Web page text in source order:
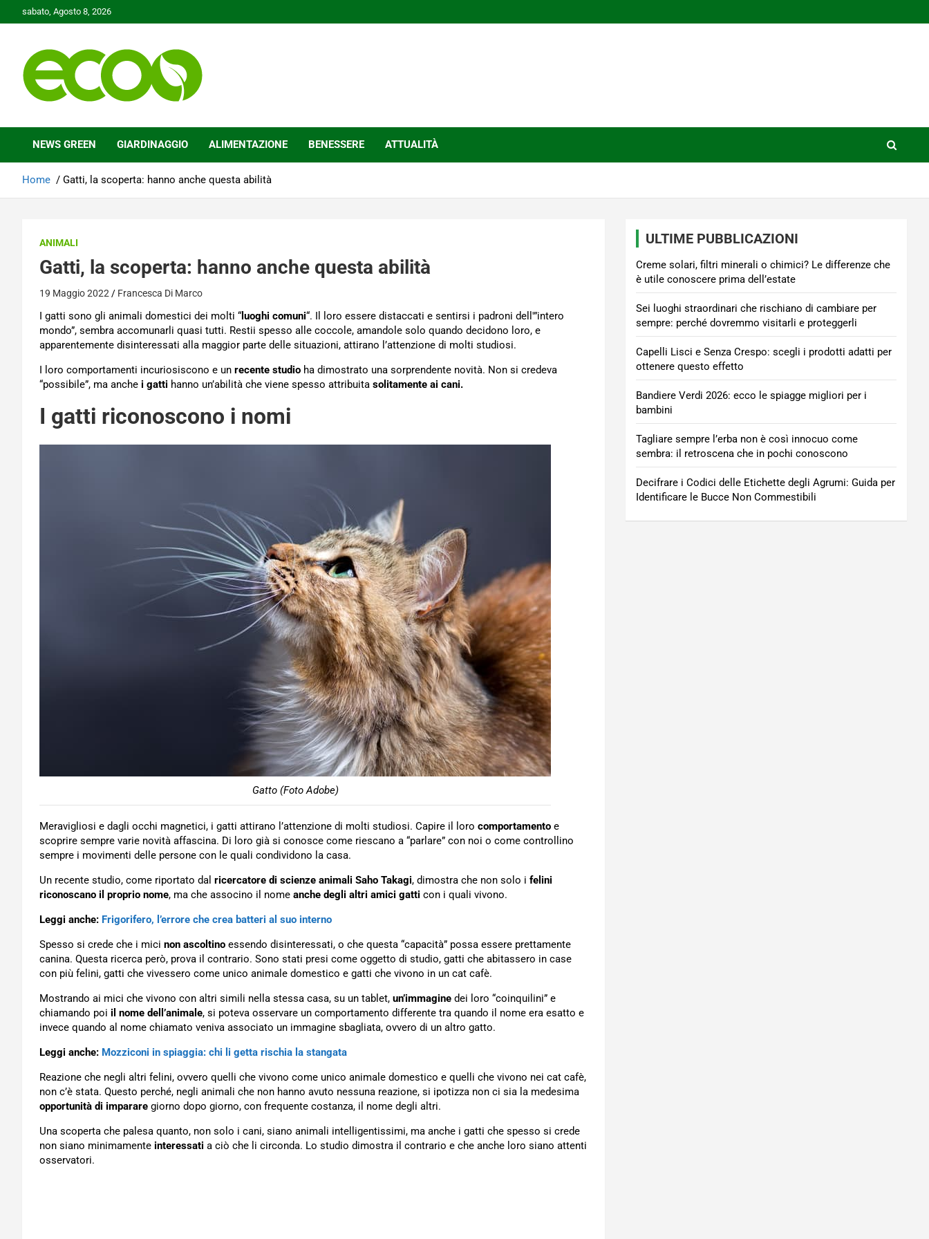
to
sabato, Agosto 8, 2026
Ecoo.it
NEWS GREEN GIARDINAGGIO ALIMENTAZIONE BENESSERE ATTUALITÀ
Home Gatti, la scoperta: hanno anche questa abilità
ANIMALI
Gatti, la scoperta: hanno anche questa abilità
19 Maggio 2022 Francesca Di Marco
I gatti sono gli animali domestici dei molti “ luoghi comuni“. Il loro essere distaccati e sentirsi i padroni dell'”intero
mondo”, sembra accomunarli quasi tutti. Restii spesso alle coccole, amandole solo quando decidono loro, e
apparentemente disinteressati alla maggior parte delle situazioni, attirano l’attenzione di molti studiosi.
I loro comportamenti incuriosiscono e un recente studio ha dimostrato una sorprendente novità. Non si credeva
“possibile”, ma anche i gatti hanno un’abilità che viene spesso attribuita solitamente ai cani.
I gatti riconoscono i nomi
Gatto (Foto Adobe)
Meravigliosi e dagli occhi magnetici, i gatti attirano l’attenzione di molti studiosi. Capire il loro comportamento e
scoprire sempre varie novità affascina. Di loro già si conosce come riescano a “parlare” con noi o come controllino
sempre i movimenti delle persone con le quali condividono la casa.
Un recente studio, come riportato dal ricercatore di scienze animali Saho Takagi, dimostra che non solo i felini
riconoscano il proprio nome, ma che associno il nome anche degli altri amici gatti con i quali vivono.
Leggi anche: Frigorifero, l’errore che crea batteri al suo interno
Spesso si crede che i mici non ascoltino essendo disinteressati, o che questa “capacità” possa essere prettamente
canina. Questa ricerca però, prova il contrario. Sono stati presi come oggetto di studio, gatti che abitassero in case
con più felini, gatti che vivessero come unico animale domestico e gatti che vivono in un cat cafè.
Mostrando ai mici che vivono con altri simili nella stessa casa, su un tablet, un’immagine dei loro “coinquilini” e
chiamando poi il nome dell’animale, si poteva osservare un comportamento differente tra quando il nome era esatto e
invece quando al nome chiamato veniva associato un immagine sbagliata, ovvero di un altro gatto.
Leggi anche: Mozziconi in spiaggia: chi li getta rischia la stangata
Reazione che negli altri felini, ovvero quelli che vivono come unico animale domestico e quelli che vivono nei cat cafè,
non c’è stata. Questo perché, negli animali che non hanno avuto nessuna reazione, si ipotizza non ci sia la medesima
opportunità di imparare giorno dopo giorno, con frequente costanza, il nome degli altri.
Una scoperta che palesa quanto, non solo i cani, siano animali intelligentissimi, ma anche i gatti che spesso si crede
non siano minimamente interessati a ciò che li circonda. Lo studio dimostra il contrario e che anche loro siano attenti
osservatori.
ULTIME PUBBLICAZIONI
Creme solari, filtri minerali o chimici? Le differenze che
è utile conoscere prima dell’estate
Sei luoghi straordinari che rischiano di cambiare per
sempre: perché dovremmo visitarli e proteggerli
Capelli Lisci e Senza Crespo: scegli i prodotti adatti per
ottenere questo effetto
Bandiere Verdi 2026: ecco le spiagge migliori per i
bambini
Tagliare sempre l’erba non è così innocuo come
sembra: il retroscena che in pochi conoscono
Decifrare i Codici delle Etichette degli Agrumi: Guida per
Identificare le Bucce Non Commestibili